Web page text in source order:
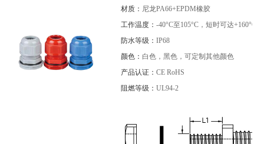
材质： 尼龙PA66+EPDM橡胶
工作温度： -40°C至105°C，短时可达+160°C
防水等级： IP68
颜色： 白色，黑色，可定制其他颜色
产品认证： CE RoHS
阻燃等级： UL94-2